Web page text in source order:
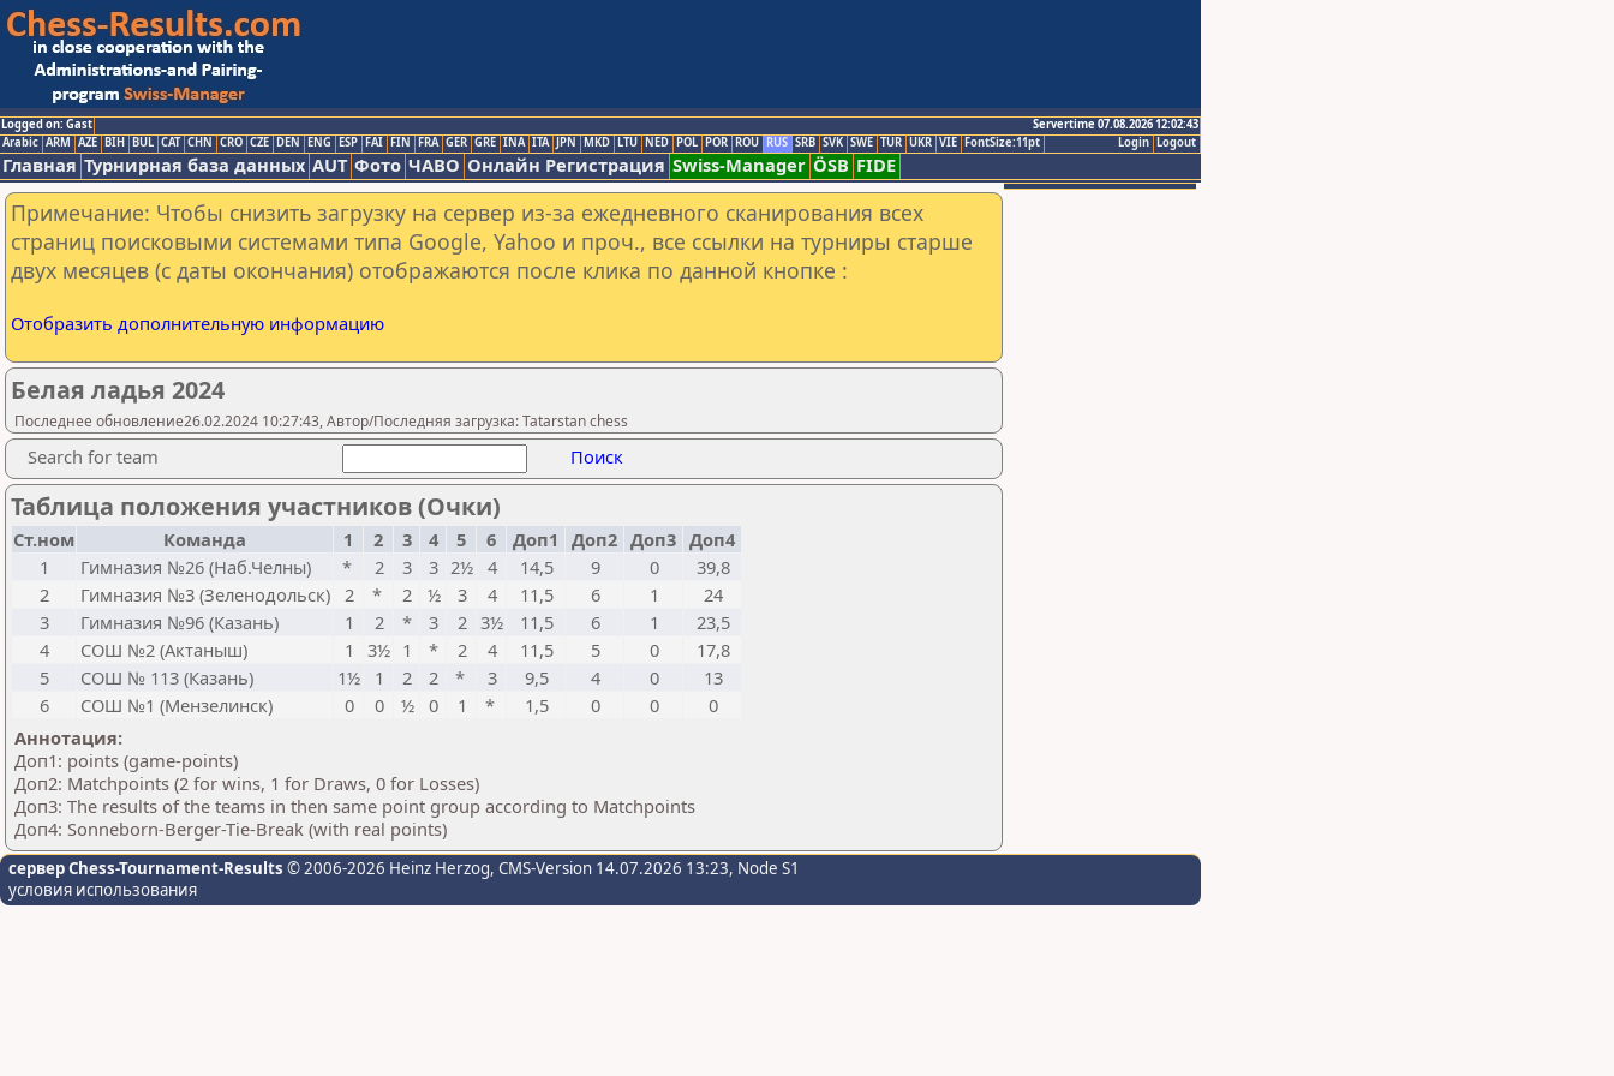
Logged on: Gast
Servertime 07.08.2026 12:02:43
Logout
Login
Arabic ARM AZE BIH BUL CAT CHN CRO CZE DEN ENG ESP FAI FIN FRA GER GRE INA ITA JPN MKD LTU NED POL POR ROU RUS SRB SVK SWE TUR UKR VIE FontSize:11pt
Главная Турнирная база данных AUT Фото ЧАВО Онлайн Регистрация Swiss-Manager ÖSB FIDE
Примечание: Чтобы снизить загрузку на сервер из-за ежедневного сканирования всех
страниц поисковыми системами типа Google, Yahoo и проч., все ссылки на турниры старше
двух месяцев (с даты окончания) отображаются после клика по данной кнопке :
Отобразить дополнительную информацию
Белая ладья 2024
Последнее обновление26.02.2024 10:27:43, Автор/Последняя загрузка: Tatarstan chess
Search for team Поиск
Таблица положения участников (Очки)
Ст.ном Команда 1 2 3 4 5 6 Доп1 Доп2 Доп3 Доп4
1
Гимназия №26 (Наб.Челны) * 2 3 3 2½ 4 14,5 9 0
39,8
2
Гимназия №3 (Зеленодольск) 2 * 2 ½ 3 4 11,5 6 1
24
3
Гимназия №96 (Казань) 1 2 * 3 2 3½ 11,5 6 1
23,5
4
СОШ №2 (Актаныш) 1 3½ 1 * 2 4 11,5 5 0
17,8
5
СОШ № 113 (Казань) 1½ 1 2 2 * 3 9,5 4 0
13
6
СОШ №1 (Мензелинск) 0 0 ½ 0 1 * 1,5 0 0
0
Аннотация:
Доп1: points (game-points)
Доп2: Matchpoints (2 for wins, 1 for Draws, 0 for Losses)
Доп3: The results of the teams in then same point group according to Matchpoints
Доп4: Sonneborn-Berger-Tie-Break (with real points)
сервер Chess-Tournament-Results © 2006-2026 Heinz Herzog, CMS-Version 14.07.2026 13:23, Node S1
условия использования